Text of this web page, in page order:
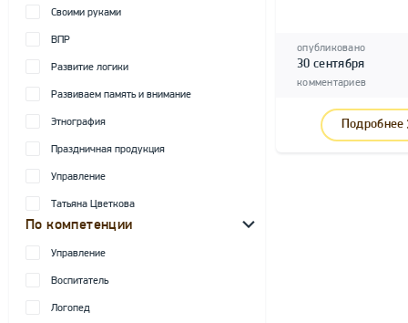
Своими руками
ВПР
Развитие логики
Развиваем память и внимание
Этнография
Праздничная продукция
Управление
Татьяна Цветкова
По компетенции
Управление
Воспитатель
Логопед
опубликовано
30 сентября
комментариев
Подробнее